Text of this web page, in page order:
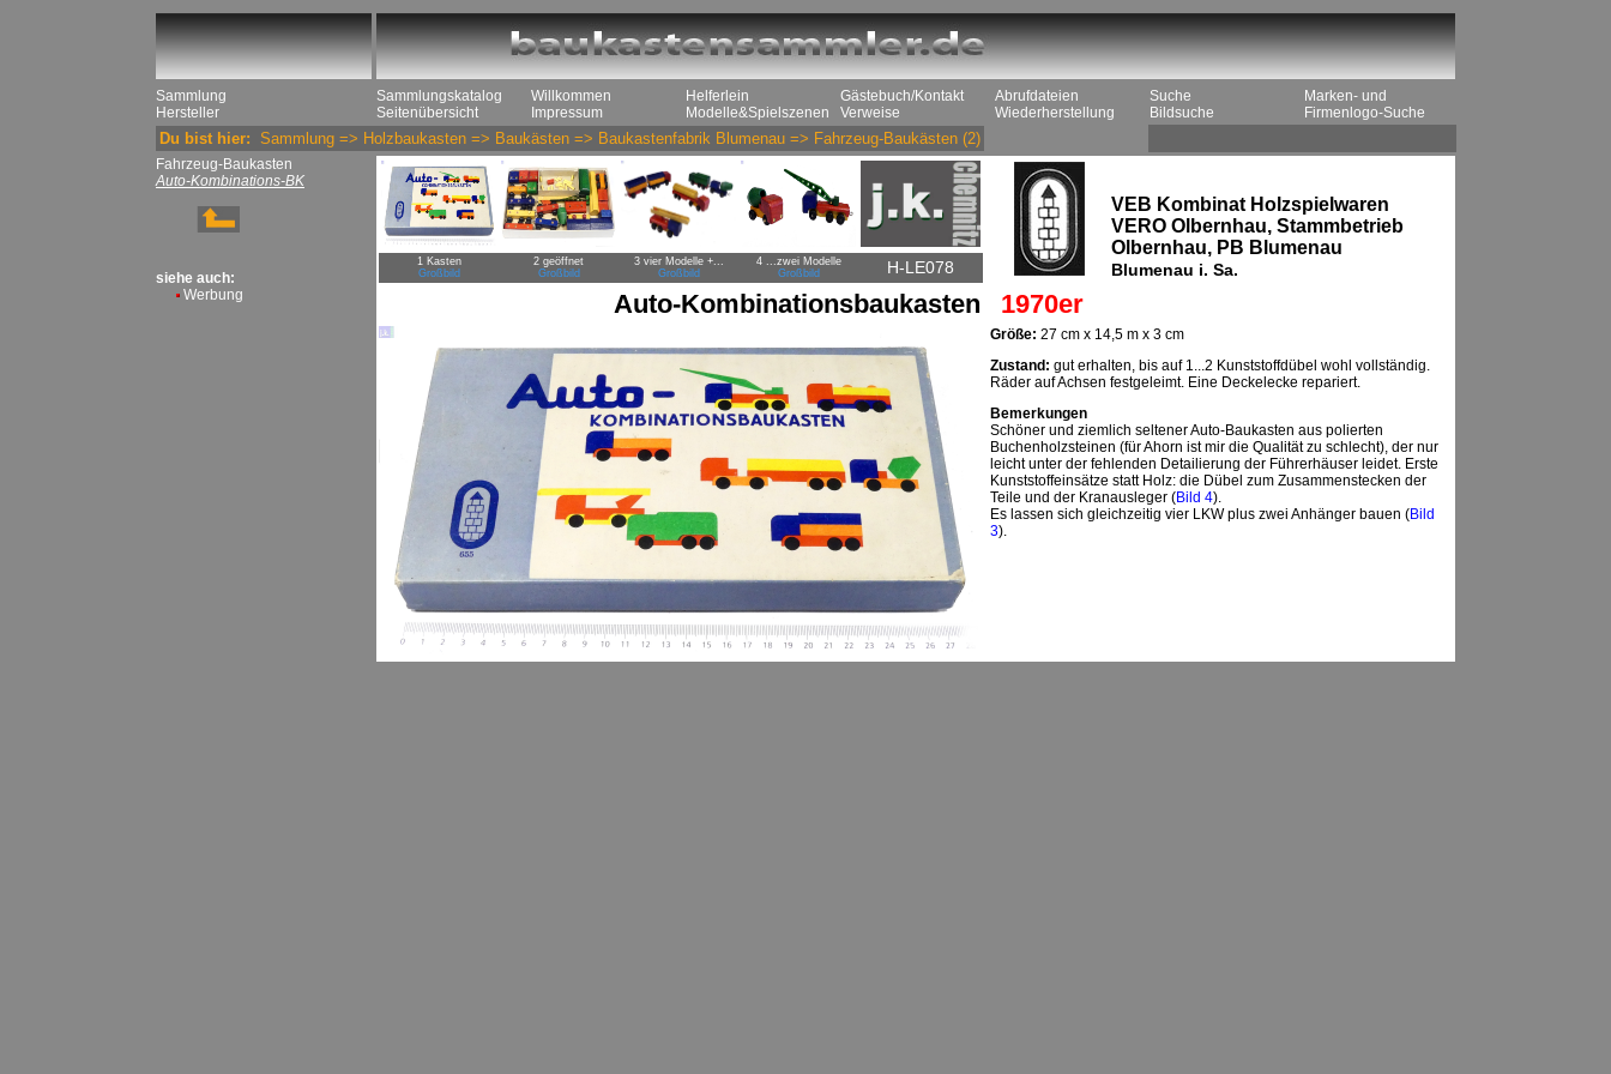
Sammlung
Hersteller
Sammlungskatalog
Seitenübersicht
Willkommen
Impressum
Helferlein
Modelle&Spielszenen
Gästebuch/Kontakt
Verweise
Abrufdateien
Wiederherstellung
Suche
Bildsuche
Marken- und
Firmenlogo-Suche
Du bist hier: Sammlung => Holzbaukasten => Baukästen => Baukastenfabrik Blumenau => Fahrzeug-Baukästen (2)
Fahrzeug-Baukasten
Auto-Kombinations-BK
siehe auch:
Werbung
1 Kasten
Großbild
2 geöffnet
Großbild
3 vier Modelle +...
Großbild
4 ...zwei Modelle
Großbild
H-LE078
VEB Kombinat Holzspielwaren
VERO Olbernhau, Stammbetrieb
Olbernhau, PB Blumenau
Blumenau i. Sa.
Auto-Kombinationsbaukasten 1970er
Größe: 27 cm x 14,5 m x 3 cm
Zustand: gut erhalten, bis auf 1...2 Kunststoffdübel wohl vollständig.
Räder auf Achsen festgeleimt. Eine Deckelecke repariert.
Bemerkungen
Schöner und ziemlich seltener Auto-Baukasten aus polierten
Buchenholzsteinen (für Ahorn ist mir die Qualität zu schlecht), der nur
leicht unter der fehlenden Detailierung der Führerhäuser leidet. Erste
Kunststoffeinsätze statt Holz: die Dübel zum Zusammenstecken der
Teile und der Kranausleger (Bild 4).
Es lassen sich gleichzeitig vier LKW plus zwei Anhänger bauen (Bild
3).